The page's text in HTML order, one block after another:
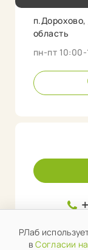
область
пн-пт
РЛаб
вСогласии